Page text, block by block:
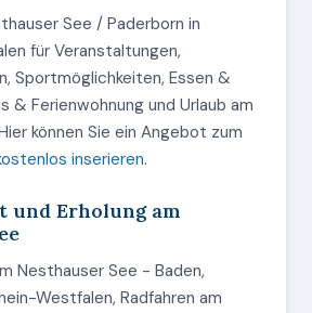
See / Paderborn in
für Veranstaltungen,
Sportmöglichkeiten, Essen &
& Ferienwohnung und Urlaub am
können Sie ein Angebot zum
inserieren.
und Erholung am
Nesthauser See - Baden,
Westfalen, Radfahren am